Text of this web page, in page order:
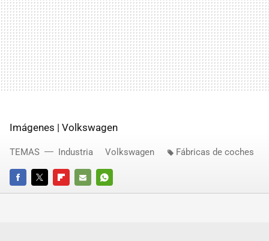
Imágenes | Volkswagen
FACEBOOKTWITTERFLIPBOARD
E-
WHATSAPP
TEMAS Industria Volkswagen Fábricas de coches